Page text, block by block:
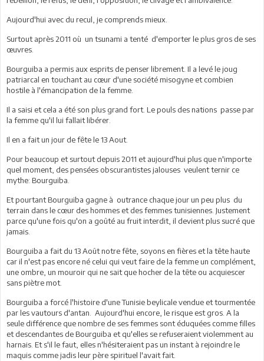
Aujourd'hui avec du recul, je comprends mieux.
Surtout après 2011 où un tsunami a tenté d'emporter le plus gros de ses
œuvres.
Bourguiba a permis aux esprits de penser librement. Il a levé le joug
patriarcal en touchant au cœur d'une société misogyne et combien
hostile à l'émancipation de la femme.
Il a saisi et cela a été son plus grand fort. Le pouls des nations passe par
la femme qu'il lui fallait libérer.
Il en a fait un jour de fête le 13 Aout.
Pour beaucoup et surtout depuis 2011 et aujourd'hui plus que n'importe
quel moment, des pensées obscurantistes jalouses veulent ternir ce
mythe: Bourguiba.
Et pourtant Bourguiba gagne à outrance chaque jour un peu plus du
terrain dans le cœur des hommes et des femmes tunisiennes. Justement
parce qu'une fois qu'on a goûté au fruit interdit, il devient plus sucré que
jamais.
Bourguiba a fait du 13 Août notre fête, soyons en fières et la tête haute
car il n'est pas encore né celui qui veut faire de la femme un complément,
une ombre, un mouroir qui ne sait que hocher de la tête ou acquiescer
sans piètre mot.
Bourguiba a forcé l'histoire d'une Tunisie beylicale vendue et tourmentée
par les vautours d'antan. Aujourd'hui encore, le risque est gros. A la
seule différence que nombre de ses femmes sont éduquées comme filles
et descendantes de Bourguiba et qu'elles se refuseraient violemment au
harnais. Et s'il le faut, elles n'hésiteraient pas un instant à rejoindre le
maquis comme jadis leur père spirituel l'avait fait.